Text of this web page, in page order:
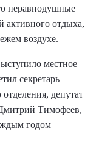
неравнодушные
активного отдыха,
воздухе.
местное
секретарь
депутат
Тимофеев,
годом